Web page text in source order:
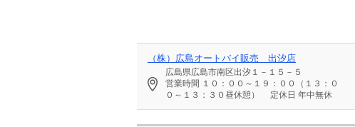
（株）広島オートバイ販売 出汐店
広島県広島市南区出汐１－１５－５
営業時間 １０：００～１９：００（１３：０
０～１３：３０昼休憩）
定休日 年中無休